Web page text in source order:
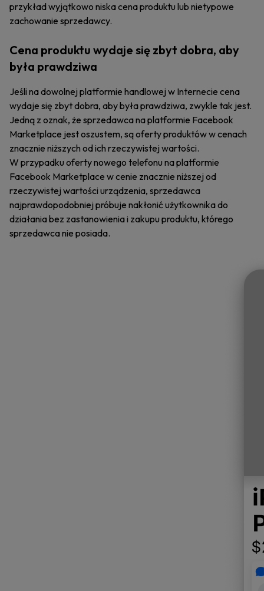
przykład wyjątkowo niska cena produktu lub nietypowe
zachowanie sprzedawcy.
Cena produktu wydaje się zbyt dobra, aby
była prawdziwa
Jeśli na dowolnej platformie handlowej w Internecie cena
wydaje się zbyt dobra, aby była prawdziwa, zwykle tak jest.
Jedną z oznak, że sprzedawca na platformie Facebook
Marketplace jest oszustem, są oferty produktów w cenach
znacznie niższych od ich rzeczywistej wartości.
W przypadku oferty nowego telefonu na platformie
Facebook Marketplace w cenie znacznie niższej od
rzeczywistej wartości urządzenia, sprzedawca
najprawdopodobniej próbuje nakłonić użytkownika do
działania bez zastanowienia i zakupu produktu, którego
sprzedawca nie posiada.